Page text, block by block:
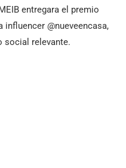
entregara el premio
influencer @nueveencasa,
social relevante.